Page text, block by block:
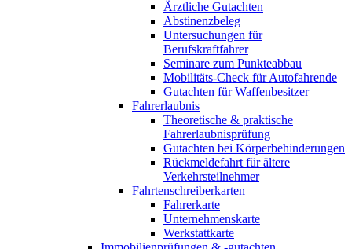
Ärztliche Gutachten
Abstinenzbeleg
Untersuchungen für
Berufskraftfahrer
Seminare zum Punkteabbau
Mobilitäts-Check für Autofahrende
Gutachten für Waffenbesitzer
Fahrerlaubnis
Theoretische & praktische
Fahrerlaubnisprüfung
Gutachten bei Körperbehinderungen
Rückmeldefahrt für ältere
Verkehrsteilnehmer
Fahrtenschreiberkarten
Fahrerkarte
Unternehmenskarte
Werkstattkarte